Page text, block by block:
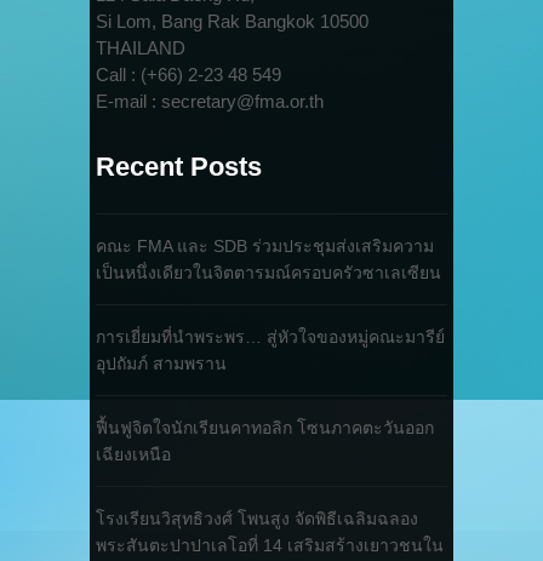
Si Lom, Bang Rak Bangkok 10500
THAILAND
Call : (+66) 2-23 48 549
E-mail : secretary@fma.or.th
Recent Posts
คณะ FMA และ SDB ร่วมประชุมส่งเสริมความ
เป็นหนึ่งเดียวในจิตตารมณ์ครอบครัวซาเลเซียน
การเยี่ยมที่นำพระพร… สู่หัวใจของหมู่คณะมารีย์
อุปถัมภ์ สามพราน
ฟื้นฟูจิตใจนักเรียนคาทอลิก โซนภาคตะวันออก
เฉียงเหนือ
โรงเรียนวิสุทธิวงศ์ โพนสูง จัดพิธีเฉลิมฉลอง
พระสันตะปาปาเลโอที่ 14 เสริมสร้างเยาวชนใน